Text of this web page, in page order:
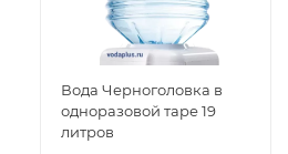
Вода Черноголовка в
одноразовой таре 19
литров